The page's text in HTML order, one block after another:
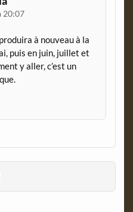
20:07
à nouveau à la
puis en juin, juillet et
y aller, c’est un